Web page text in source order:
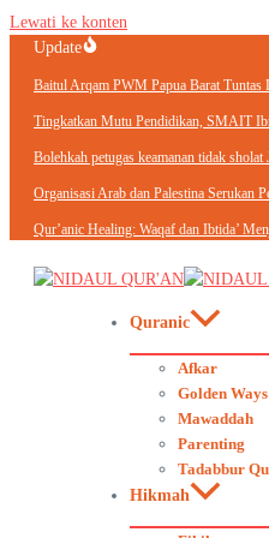
Lewati ke konten
Update
Baitul Arqam PWM Papua Barat
Tingkatkan Mutu Pendidikan, SMAIT
Bolehkah petugas keamanan tidak sholat
Organisasi Arab dan Palestina Serukan
Qur’anic Healing: Waqaf dan Ibtida’
Quranic
Afkar
Golden Ways
Mawaddah
Parenting
Tadabbur
Hikmah